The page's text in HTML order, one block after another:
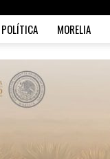
POLÍTICA MORELIA